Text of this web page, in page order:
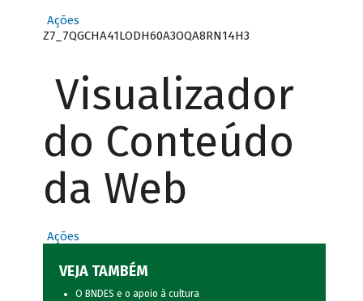
Ações
Z7_7QGCHA41LODH60A3OQA8RN14H3
Visualizador
do Conteúdo
da Web
Ações
VEJA TAMBÉM
O BNDES e o apoio à cultura